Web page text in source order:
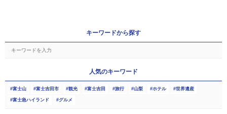
キーワードから探す
人気のキーワード
富士山 富士吉田市 観光 富士吉田 旅行 山梨 ホテル 世界遺産
富士急ハイランド グルメ